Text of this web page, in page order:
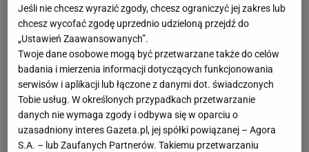
Jeśli nie chcesz wyrazić zgody, chcesz ograniczyć jej zakres lub
chcesz wycofać zgodę uprzednio udzieloną przejdź do
„Ustawień Zaawansowanych”.
Twoje dane osobowe mogą być przetwarzane także do celów
badania i mierzenia informacji dotyczących funkcjonowania
serwisów i aplikacji lub łączone z danymi dot. świadczonych
Tobie usług. W określonych przypadkach przetwarzanie
danych nie wymaga zgody i odbywa się w oparciu o
uzasadniony interes Gazeta.pl, jej spółki powiązanej – Agora
S.A. – lub Zaufanych Partnerów. Takiemu przetwarzaniu